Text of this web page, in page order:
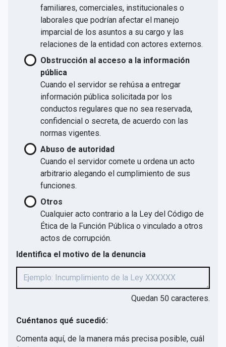
familiares, comerciales, institucionales o
laborales que podrían afectar el manejo
imparcial de los asuntos a su cargo y las
relaciones de la entidad con actores externos.
Obstrucción al acceso a la información
pública
Cuando el servidor se rehúsa a entregar
información pública solicitada por los
conductos regulares que no sea reservada,
confidencial o secreta, de acuerdo con las
normas vigentes.
Abuso de autoridad
Cuando el servidor comete u ordena un acto
arbitrario alegando el cumplimiento de sus
funciones.
Otros
Cualquier acto contrario a la Ley del Código de
Ética de la Función Pública o vinculado a otros
actos de corrupción.
Identifica el motivo de la denuncia
Quedan 50 caracteres.
Cuéntanos qué sucedió:
Comenta aquí, de la manera más precisa posible, cuál